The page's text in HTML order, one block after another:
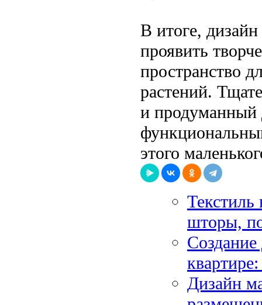
В итоге,
проявить
пространство
растений.
и продуманный
этого
Текстиль
шторы,
Дизайн